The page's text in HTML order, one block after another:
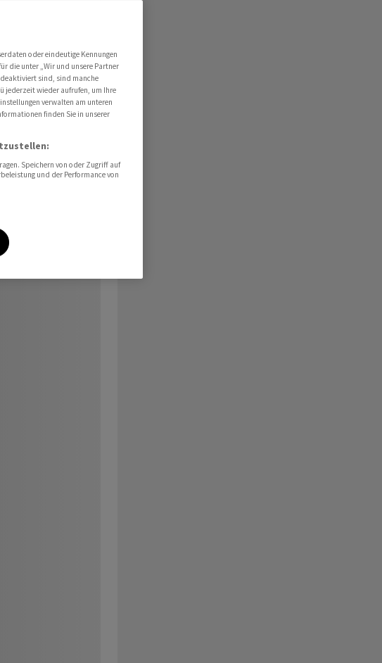
oder eindeutige Kennungen
die unter „Wir und unsere Partner
sind, sind manche
jederzeit wieder aufrufen, um Ihre
verwalten am unteren
finden Sie in unserer
Speichern von oder Zugriff auf
und der Performance von